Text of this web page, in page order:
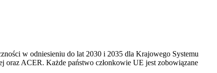
w odniesieniu do lat 2030 i 2035 dla Krajowego Systemu
oraz ACER. Każde państwo członkowie UE jest zobowiązane